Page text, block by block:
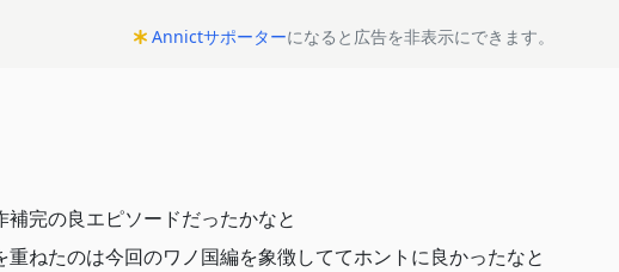
Annictサポーターになると広告を非表示にできます。
完の良エピソードだったかなと
ねたのは今回のワノ国編を象徴しててホントに良かったなと